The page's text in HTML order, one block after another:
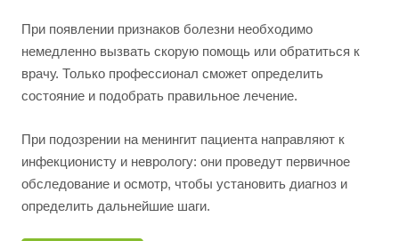
При появлении признаков болезни необходимо
немедленно вызвать скорую помощь или обратиться к
врачу. Только профессионал сможет определить
состояние и подобрать правильное лечение.
При подозрении на менингит пациента направляют к
инфекционисту и неврологу: они проведут первичное
обследование и осмотр, чтобы установить диагноз и
определить дальнейшие шаги.